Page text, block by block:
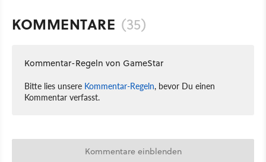
KOMMENTARE (35)
Kommentar-Regeln von GameStar
Bitte lies unsere Kommentar-Regeln, bevor Du einen
Kommentar verfasst.
Kommentare einblenden